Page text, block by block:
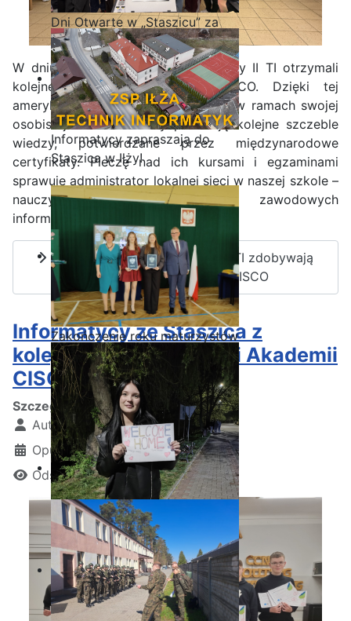
Dni Otwarte w „Staszicu” za
nami
Informatycy zapraszają do
Staszica w Iłży!
Zakończenie roku maturzystów
Zakończenie praktyk w
W dniu 30.01.2025 r. uczniowie klasy II TI otrzymali
kolejne certyfikaty Akademii CISCO. Dzięki tej
amerykańskiej platformie uczniowie w ramach swojej
osobistej ścieżce kariery pokonują kolejne szczeble
wiedzy, potwierdzane przez międzynarodowe
certyfikaty. Pieczę nad ich kursami i egzaminami
sprawuje administrator lokalnej sieci w naszej szkole –
nauczyciel przedmiotów zawodowych
informatycznych p. Kamil Krosta
Czytaj więcej: Informatycy z II TI zdobywają
kolejny szczebel kariery CISCO
Informatycy ze Staszica z
kolejnymi certyfikatami Akademii
CISCO!
Szczegóły
Autor:Kamil Krosta
Opublikowano: 19 grudzień 2024
Odsłon: 1290